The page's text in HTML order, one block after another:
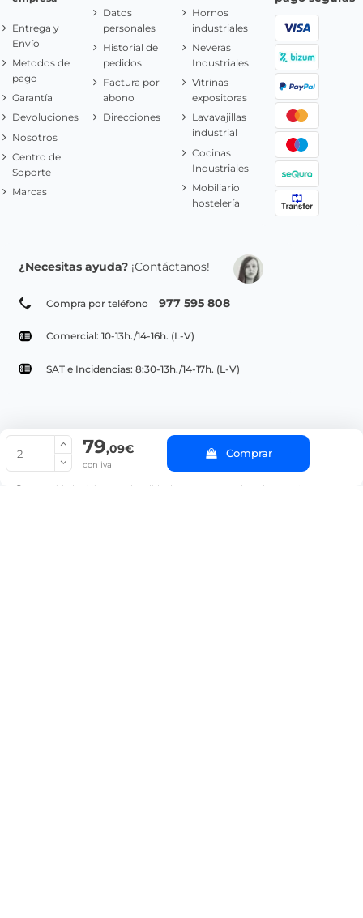
79,09€
con iva
Comprar
La cantidad mínima en el pedido de compra para el producto es 2.
Entrega y
Envío
Metodos de
pago
Garantía
Devoluciones
Nosotros
Centro de
Soporte
Marcas
Datos
personales
Historial de
pedidos
Factura por
abono
Direcciones
Hornos
industriales
Neveras
Industriales
Vitrinas
expositoras
Lavavajillas
industrial
Cocinas
Industriales
Mobiliario
hostelería
¿Necesitas ayuda? ¡Contáctanos!
Compra por teléfono 977 595 808
Comercial: 10-13h./14-16h. (L-V)
SAT e Incidencias: 8:30-13h./14-17h. (L-V)
© Copyright 2022 PepeBar.com |
Aviso legal y
Condiciones generales de compra |
Blog